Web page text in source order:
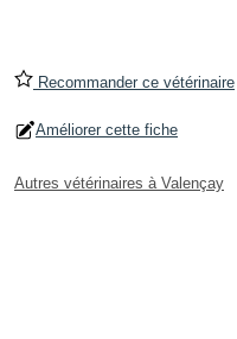
Recommander ce vétérinaire
Améliorer cette fiche
Autres vétérinaires à Valençay